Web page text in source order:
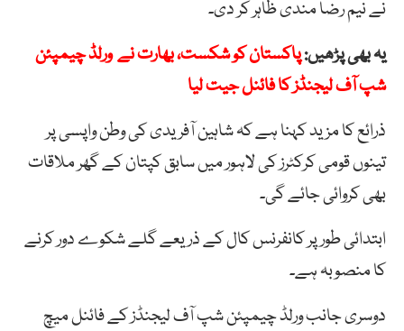
نے نیم رضا مندی ظاہر کر دی۔
یہ بھی پڑھیں:پاکستان کو شکست، بھارت نے ورلڈ چیمپئن
شپ آف لیجنڈز کا فائنل جیت لیا
ذرائع کا مزید کہنا ہے کہ شاہین آفریدی کی وطن واپسی پر
تینوں قومی کرکٹرز کی لاہور میں سابق کپتان کے گھر ملاقات
بھی کروائی جائے گی۔
ابتدائی طور پر کانفرنس کال کے ذریعے گلے شکوے دور کرنے
کا منصوبہ ہے۔
دوسری جانب ورلڈ چیمپئن شپ آف لیجنڈز کے فائنل میچ